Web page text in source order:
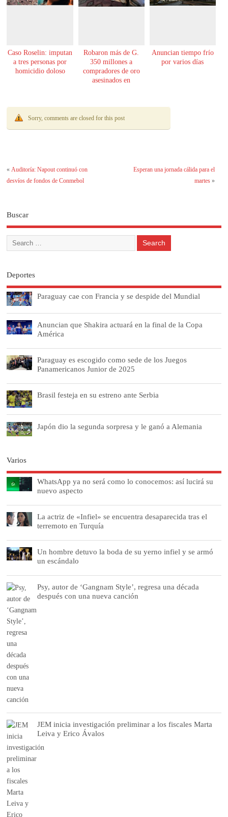
Caso Roselin: imputan
a tres personas por
homicidio doloso
Robaron más de G.
350 millones a
compradores de oro
asesinados en
Anuncian tiempo frío
por varios días
Sorry, comments are closed for this post
«Auditoría: Napout continuó con
desvíos de fondos de Conmebol
Esperan una jornada cálida para el
martes»
Buscar
Deportes
Paraguay cae con Francia y se despide del Mundial
Anuncian que Shakira actuará en la final de la Copa
América
Paraguay es escogido como sede de los Juegos
Panamericanos Junior de 2025
Brasil festeja en su estreno ante Serbia
Japón dio la segunda sorpresa y le ganó a Alemania
Varios
WhatsApp ya no será como lo conocemos: así lucirá su
nuevo aspecto
La actriz de «Infiel» se encuentra desaparecida tras el
terremoto en Turquía
Un hombre detuvo la boda de su yerno infiel y se armó
un escándalo
Psy, autor de ‘Gangnam Style’, regresa una década
después con una nueva canción
JEM inicia investigación preliminar a los fiscales Marta
Leiva y Erico Ávalos